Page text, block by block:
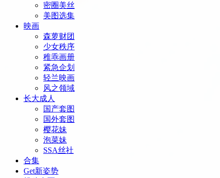
密圈美丝
美图选集
映画
森萝财团
少女秩序
稚乖画册
紧急企划
轻兰映画
风之领域
长大成人
国产套图
国外套图
樱花妹
泡菜妹
SSA丝社
合集
Get新姿势